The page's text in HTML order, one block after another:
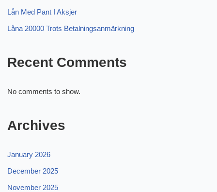
Lån Med Pant I Aksjer
Låna 20000 Trots Betalningsanmärkning
Recent Comments
No comments to show.
Archives
January 2026
December 2025
November 2025